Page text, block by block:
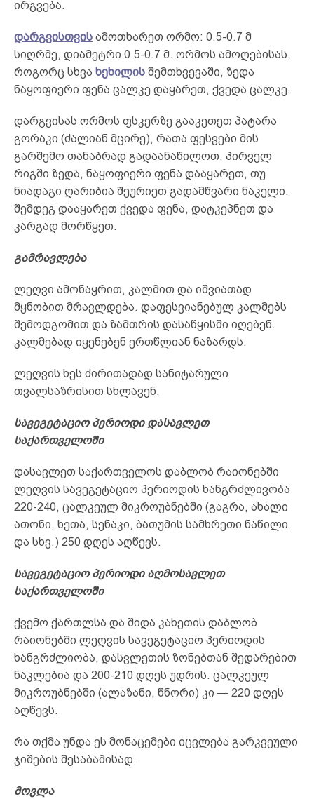
ირგვება.
დარგვისთვის ამოთხარეთ ორმო: 0.5-0.7 მ
სიღრმე, დიამეტრი 0.5-0.7 მ. ორმოს ამოღებისას,
როგორც სხვა ხეხილის შემთხვევაში, ზედა
ნაყოფიერი ფენა ცალკე დაყარეთ, ქვედა ცალკე.
დარგვისას ორმოს ფსკერზე გააკეთეთ პატარა
გორაკი (ძალიან მცირე), რათა ფესვები მის
გარშემო თანაბრად გადაანაწილოთ. პირველ
რიგში ზედა, ნაყოფიერი ფენა დააყარეთ, თუ
ნიადაგი ღარიბია შეურიეთ გადამწვარი ნაკელი.
შემდეგ დააყარეთ ქვედა ფენა, დატკეპნეთ და
კარგად მორწყეთ.
გამრავლება
ლეღვი ამონაყრით, კალმით და იშვიათად
მყნობით მრავლდება. დაფესვიანებულ კალმებს
შემოდგომით და ზამთრის დასაწყისში იღებენ.
კალმებად იყენებენ ერთწლიან ნაზარდს.
ლეღვის ხეს ძირითადად სანიტარული
თვალსაზრისით სხლავენ.
სავეგეტაციო პერიოდი დასავლეთ
საქართველოში
დასავლეთ საქართველოს დაბლობ რაიონებში
ლეღვის სავეგეტაციო პერიოდის ხანგრძლივობა
220-240, ცალკეულ მიკროუბნებში (გაგრა, ახალი
ათონი, ხეთა, სენაკი, ბათუმის სამხრეთი ნაწილი
და სხვ.) 250 დღეს აღწევს.
სავეგეტაციო პერიოდი აღმოსავლეთ
საქართველოში
ქვემო ქართლსა და შიდა კახეთის დაბლობ
რაიონებში ლეღვის სავეგეტაციო პერიოდის
ხანგრძლიობა, დასვლეთის ზონებთან შედარებით
ნაკლებია და 200-210 დღეს უდრის. ცალკეულ
მიკროუბნებში (ალაზანი, წნორი) კი — 220 დღეს
აღწევს.
რა თქმა უნდა ეს მონაცემები იცვლება გარკვეული
ჯიშების შესაბამისად.
მოვლა